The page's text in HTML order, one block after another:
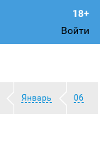
Войти
Январь 06